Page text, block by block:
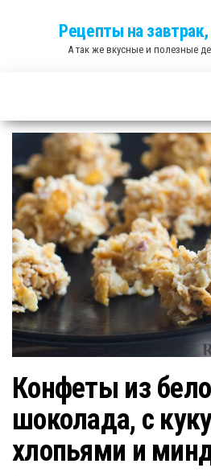
Рецепты на
А так же вкусные и полезные
Конфеты из
шоколада, с
хлопьями и